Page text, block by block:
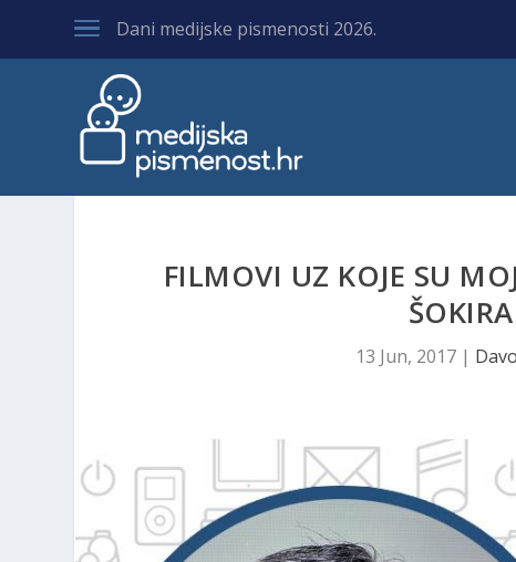
Dani medijske pismenosti 2026.
FILMOVI UZ KOJE SU
13 Jun, 2017 |